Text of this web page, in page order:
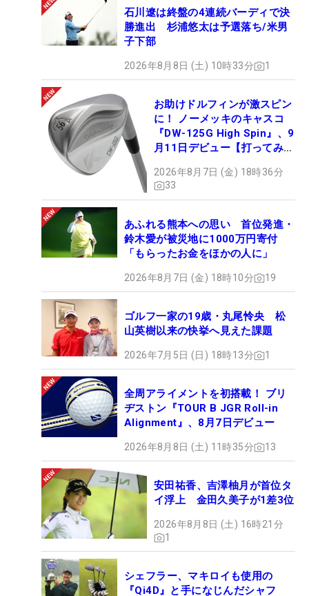
石川遼は終盤の4連続バーディで決
勝進出 杉浦悠太は予選落ち/米男
子下部
2026年8月8日 (土) 10時33分 1
お助けドルフィンが激スピン
に！ ノーメッキのキャスコ
『DW-125G High Spin』、9
月11日デビュー【打ってみ
2026年8月7日 (金) 18時36分
33
あふれる熊本への思い 首位発進・
鈴木愛が被災地に1000万円寄付
「もらったお金をほかの人に」
2026年8月7日 (金) 18時10分 19
ゴルフ一家の19歳・丸尾怜央 松
山英樹以来の快挙へ見えた課題
2026年7月5日 (日) 18時13分 1
全周アライメントを初搭載！ ブリ
ヂストン『TOUR B JGR Roll-in
Alignment』、8月7日デビュー
2026年8月8日 (土) 11時35分 13
安田祐香、吉澤柚月が首位タ
イ浮上 金田久美子が1差3位
2026年8月8日 (土) 16時21分
1
シェフラー、マキロイも使用の
『Qi4D』と手になじんだシャフ